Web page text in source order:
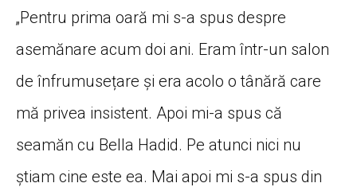
„Pentru prima oară mi s-a spus despre
asemănare acum doi ani. Eram într-un salon
de înfrumusețare și era acolo o tânără care
mă privea insistent. Apoi mi-a spus că
seamăn cu Bella Hadid. Pe atunci nici nu
știam cine este ea. Mai apoi mi s-a spus din